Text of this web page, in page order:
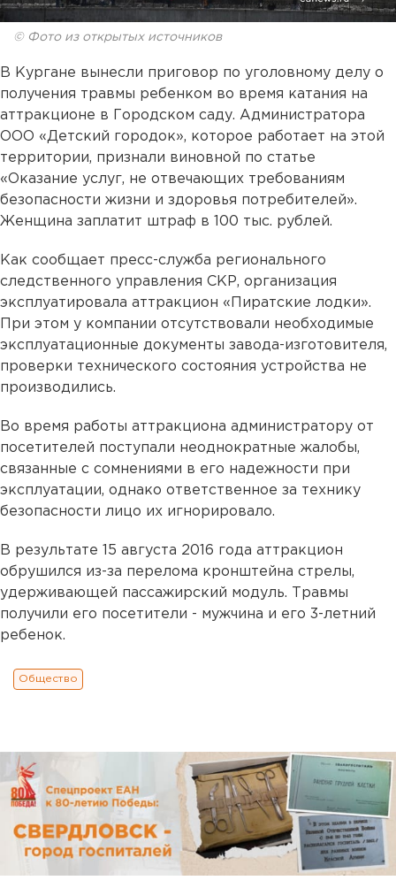
© Фото из открытых источников
В Кургане вынесли приговор по уголовному делу о
получения травмы ребенком во время катания на
аттракционе в Городском саду. Администратора
ООО «Детский городок», которое работает на этой
территории, признали виновной по статье
«Оказание услуг, не отвечающих требованиям
безопасности жизни и здоровья потребителей».
Женщина заплатит штраф в 100 тыс. рублей.
Как сообщает пресс-служба регионального
следственного управления СКР, организация
эксплуатировала аттракцион «Пиратские лодки».
При этом у компании отсутствовали необходимые
эксплуатационные документы завода-изготовителя,
проверки технического состояния устройства не
производились.
Во время работы аттракциона администратору от
посетителей поступали неоднократные жалобы,
связанные с сомнениями в его надежности при
эксплуатации, однако ответственное за технику
безопасности лицо их игнорировало.
В результате 15 августа 2016 года аттракцион
обрушился из-за перелома кронштейна стрелы,
удерживающей пассажирский модуль. Травмы
получили его посетители - мужчина и его 3-летний
ребенок.
Общество